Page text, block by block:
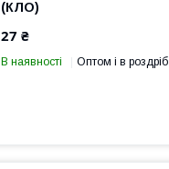
(КЛО)
27 ₴
В наявності Оптом і в роздріб